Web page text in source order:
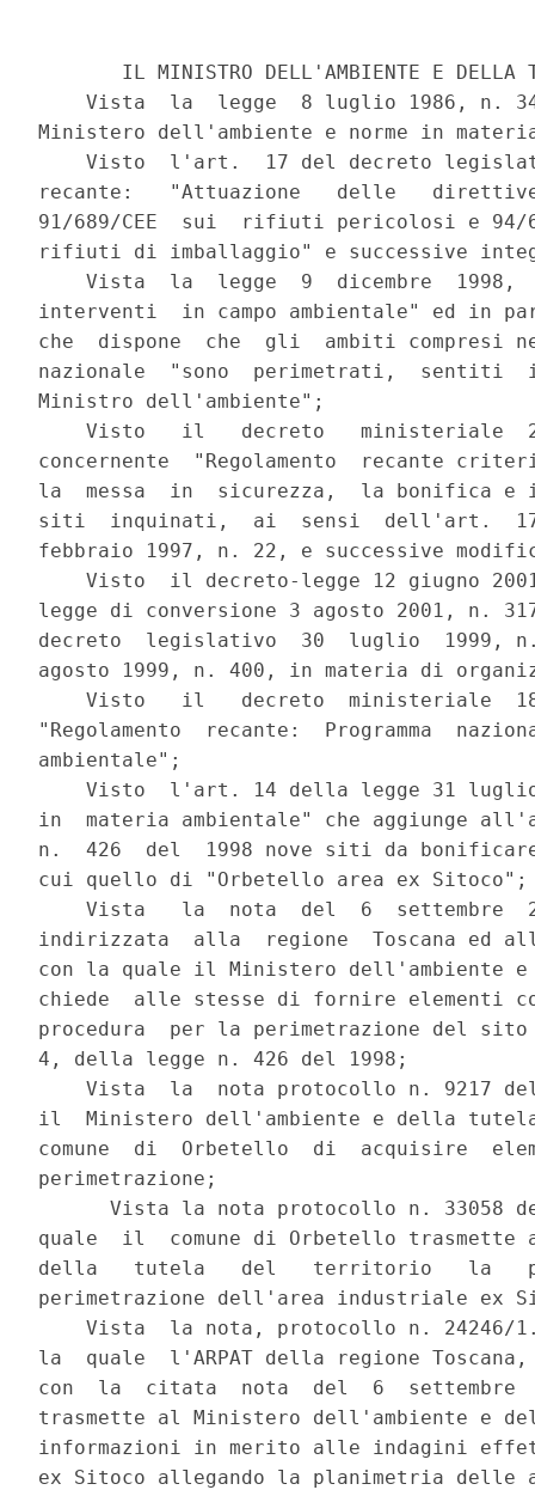
IL MINISTRO DELL'AMBIENTE E DELLA
Vista  la  legge  8 luglio 1986, n.
Ministero dell'ambiente e norme in
Visto  l'art.  17 del decreto
recante:   "Attuazione   delle
91/689/CEE  sui  rifiuti pericolosi e 94/
rifiuti di imballaggio" e successive
Vista  la  legge  9  dicembre  1998,
interventi  in campo ambientale" ed in
che  dispone  che  gli  ambiti compresi
nazionale  "sono  perimetrati,  sentiti
Ministro dell'ambiente";
Visto   il   decreto   ministeriale
concernente  "Regolamento  recante
la  messa  in  sicurezza,  la bonifica
siti  inquinati,  ai  sensi  dell'art.  17
febbraio 1997, n. 22, e successive
Visto  il decreto-legge 12 giugno
legge di conversione 3 agosto 2001, n.
decreto  legislativo  30  luglio  1999,
agosto 1999, n. 400, in materia di
Visto   il   decreto  ministeriale
"Regolamento  recante:  Programma
ambientale";
Visto  l'art. 14 della legge 31
in  materia ambientale" che aggiunge
n.  426  del  1998 nove siti da
cui quello di "Orbetello area ex Sitoco";
Vista   la  nota  del  6  settembre
indirizzata  alla  regione  Toscana ed
con la quale il Ministero
chiede  alle stesse di fornire elementi
procedura  per la perimetrazione del
4, della legge n. 426 del 1998;
Vista  la  nota protocollo n. 9217
il  Ministero dell'ambiente e della
comune  di  Orbetello  di  acquisire
perimetrazione;
Vista la nota protocollo n. 33058
quale  il  comune di Orbetello trasmette
della   tutela   del   territorio   la
perimetrazione dell'area industriale ex
Vista  la nota, protocollo n. 24246/
la  quale  l'ARPAT della regione
con  la  citata  nota  del  6  settembre
trasmette al Ministero dell'ambiente e
informazioni in merito alle indagini
ex Sitoco allegando la planimetria delle